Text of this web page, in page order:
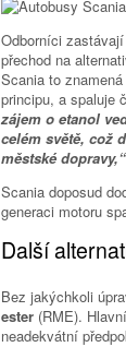
Odborníci
přechod na
Scania to
principu, a spaluje
zájem o etanol
celém světě, což
městské dopravy,“
Scania doposud
generaci motoru
Další
Bez jakýchkoli
ester (RME).
neadekvátní